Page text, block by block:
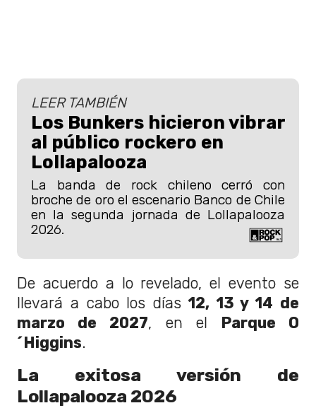
LEER TAMBIÉN
Los Bunkers hicieron vibrar
al público rockero en
Lollapalooza
La banda de rock chileno cerró con
broche de oro el escenario Banco de Chile
en la segunda jornada de Lollapalooza
2026.
De acuerdo a lo revelado, el evento se
llevará a cabo los días 12, 13 y 14 de
marzo de 2027, en el Parque O
´Higgins.
La exitosa versión de
Lollapalooza 2026